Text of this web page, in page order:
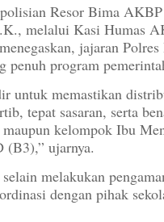
Resor Bima
melalui Kasi Humas
jajaran
penuh program
untuk memastikan
tepat sasaran, serta
kelompok Ibu
(B3),” ujarnya.
melakukan
dengan pihak